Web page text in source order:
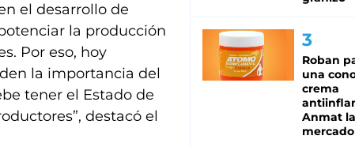
el desarrollo de
la producción
Por eso, hoy
la importancia del
tener el Estado de
destacó el
Roban
una
crema
Anmat
mercado